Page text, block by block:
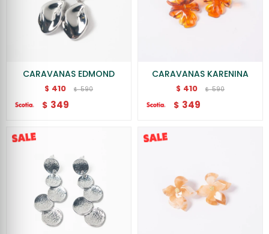
CARAVANAS EDMOND
$ 410 $ 590
$ 349
CARAVANAS KARENINA
$ 410 $ 590
$ 349